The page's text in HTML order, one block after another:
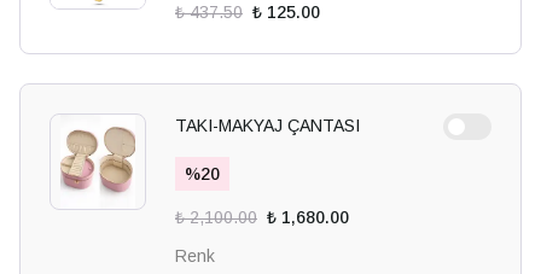
₺ 437.50 ₺ 125.00
TAKI-MAKYAJ ÇANTASI
%20
₺ 2,100.00 ₺ 1,680.00
Renk